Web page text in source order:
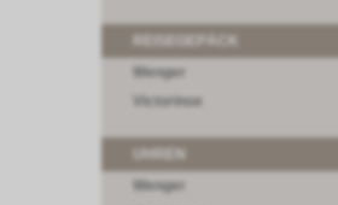
REISEGEPÄCK
Wenger
Victorinox
Wenger